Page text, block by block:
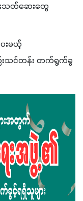
ပိုးသတ်ဆေးတွေ
းမယ့်
းသင်တန်း တက်ရွက်ခွ